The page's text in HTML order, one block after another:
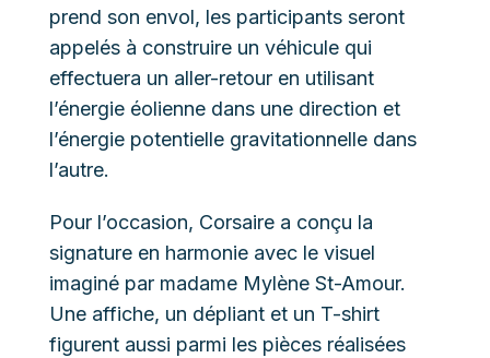
prend son envol, les participants seront
appelés à construire un véhicule qui
effectuera un aller-retour en utilisant
l’énergie éolienne dans une direction et
l’énergie potentielle gravitationnelle dans
l’autre.
Pour l’occasion, Corsaire a conçu la
signature en harmonie avec le visuel
imaginé par madame Mylène St-Amour.
Une affiche, un dépliant et un T-shirt
figurent aussi parmi les pièces réalisées